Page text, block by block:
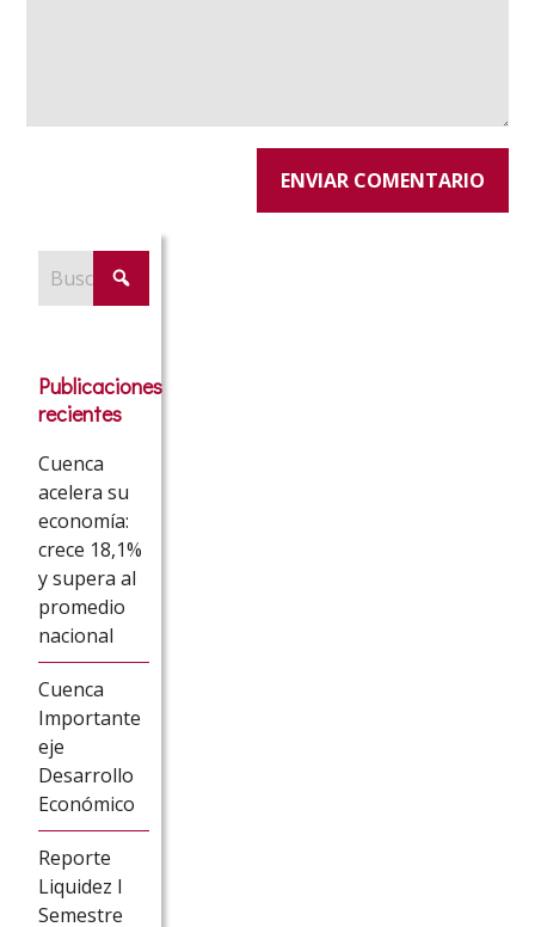
Publicaciones
recientes
Cuenca
acelera su
economía:
crece 18,1%
y supera al
promedio
nacional
Cuenca
Importante
eje
Desarrollo
Económico
Reporte
Liquidez I
Semestre